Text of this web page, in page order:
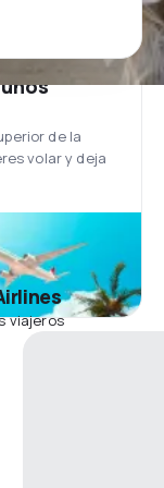
de la
volar y deja
viajeros